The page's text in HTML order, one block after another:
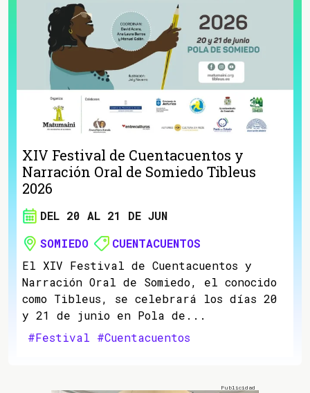
XIV Festival de Cuentacuentos y
Narración Oral de Somiedo Tibleus
2026
DEL 20 AL 21 DE JUN
SOMIEDO
CUENTACUENTOS
El XIV Festival de Cuentacuentos y
Narración Oral de Somiedo, el conocido
como Tibleus, se celebrará los días 20
y 21 de junio en Pola de...
#Festival #Cuentacuentos